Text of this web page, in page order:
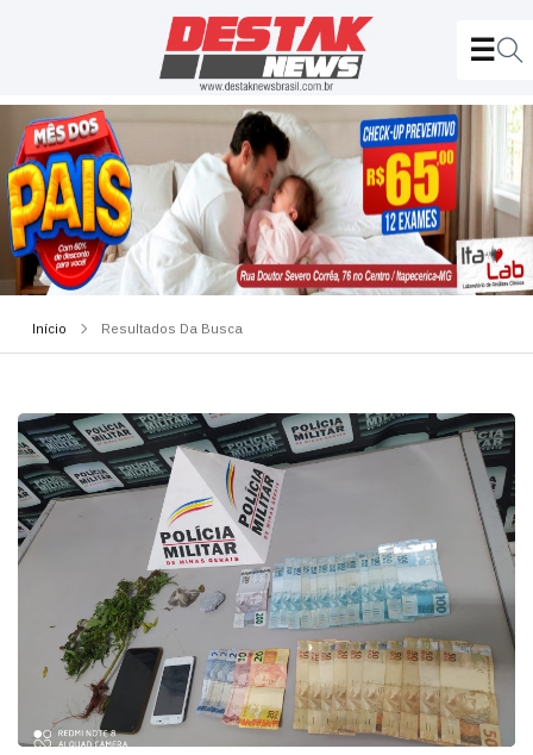
Início Resultados Da Busca